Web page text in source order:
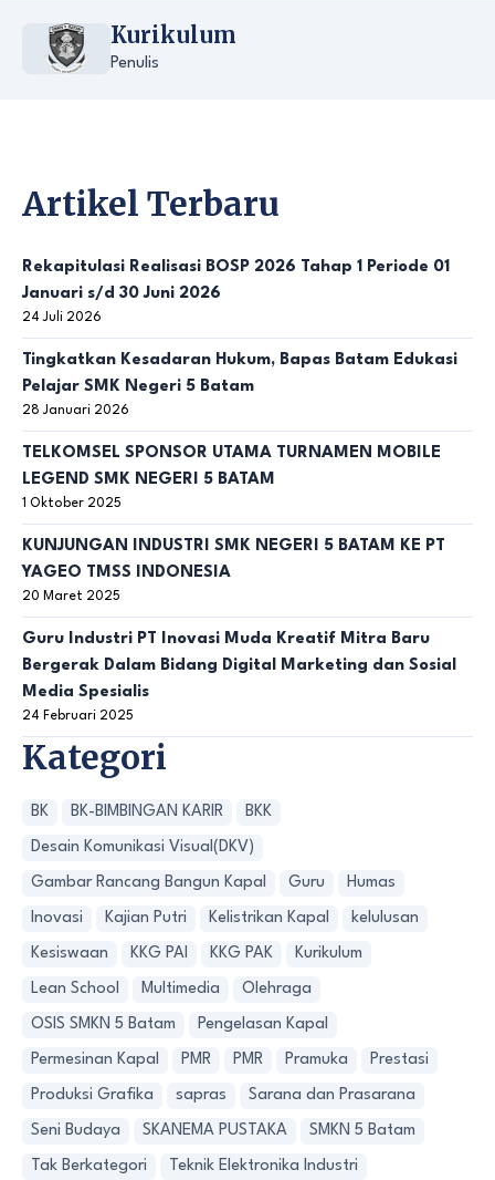
Kurikulum
Penulis
Artikel Terbaru
Rekapitulasi Realisasi BOSP 2026 Tahap 1 Periode 01
Januari s/d 30 Juni 2026
24 Juli 2026
Tingkatkan Kesadaran Hukum, Bapas Batam Edukasi
Pelajar SMK Negeri 5 Batam
28 Januari 2026
TELKOMSEL SPONSOR UTAMA TURNAMEN MOBILE
LEGEND SMK NEGERI 5 BATAM
1 Oktober 2025
KUNJUNGAN INDUSTRI SMK NEGERI 5 BATAM KE PT
YAGEO TMSS INDONESIA
20 Maret 2025
Guru Industri PT Inovasi Muda Kreatif Mitra Baru
Bergerak Dalam Bidang Digital Marketing dan Sosial
Media Spesialis
24 Februari 2025
Kategori
BK BK-BIMBINGAN KARIR BKK
Desain Komunikasi Visual(DKV)
Gambar Rancang Bangun Kapal Guru Humas
Inovasi Kajian Putri Kelistrikan Kapal kelulusan
Kesiswaan KKG PAI KKG PAK Kurikulum
Lean School Multimedia Olehraga
OSIS SMKN 5 Batam Pengelasan Kapal
Permesinan Kapal PMR PMR Pramuka Prestasi
Produksi Grafika sapras Sarana dan Prasarana
Seni Budaya SKANEMA PUSTAKA SMKN 5 Batam
Tak Berkategori Teknik Elektronika Industri